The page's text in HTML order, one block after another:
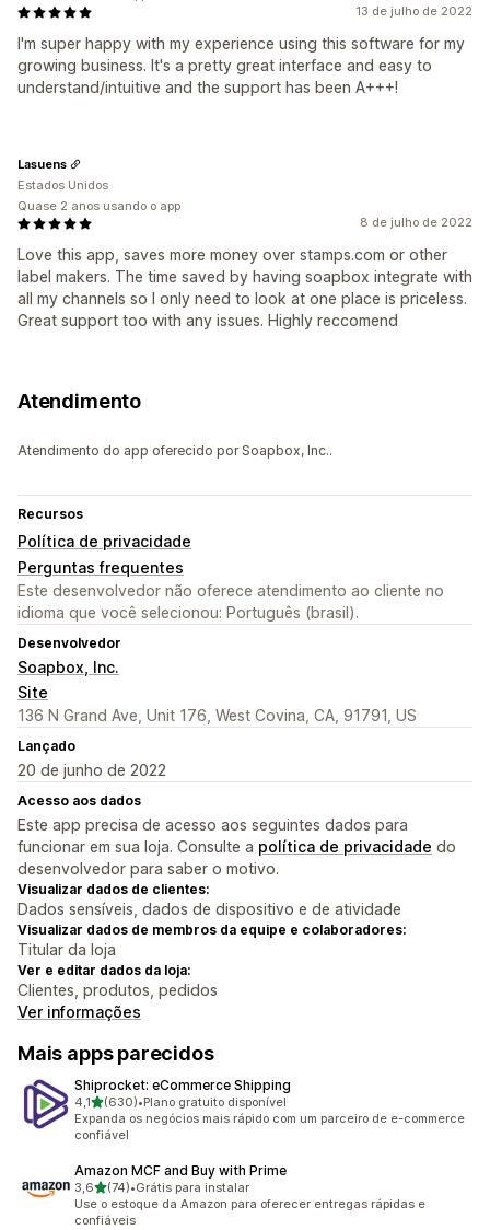
13 de julho de 2022
I'm super happy with my experience using this software for my
growing business. It's a pretty great interface and easy to
understand/intuitive and the support has been A+++!
8 de julho de 2022
Love this app, saves more money over stamps.com or other
label makers. The time saved by having soapbox integrate with
all my channels so I only need to look at one place is priceless.
Great support too with any issues. Highly reccomend
Lasuens
Estados Unidos
Quase 2 anos usando o app
Atendimento
Atendimento do app oferecido por Soapbox, Inc..
Recursos
Política de privacidade
Perguntas frequentes
Este desenvolvedor não oferece atendimento ao cliente no
idioma que você selecionou: Português (brasil).
Desenvolvedor
Soapbox, Inc.
Site
136 N Grand Ave, Unit 176, West Covina, CA, 91791, US
Lançado
20 de junho de 2022
Acesso aos dados
Este app precisa de acesso aos seguintes dados para
funcionar em sua loja. Consulte a política de privacidade do
desenvolvedor para saber o motivo.
Visualizar dados de clientes:
Dados sensíveis, dados de dispositivo e de atividade
Visualizar dados de membros da equipe e colaboradores:
Titular da loja
Ver e editar dados da loja:
Clientes, produtos, pedidos
Ver informações
Mais apps parecidos
Shiprocket: eCommerce Shipping
4,1de 5 estrelas
(630)
630 avaliações ao todo
•Plano gratuito disponível
Expanda os negócios mais rápido com um parceiro de e-commerce
confiável
Amazon MCF and Buy with Prime
3,6de 5 estrelas
(74)
74 avaliações ao todo
•Grátis para instalar
Use o estoque da Amazon para oferecer entregas rápidas e
confiáveis